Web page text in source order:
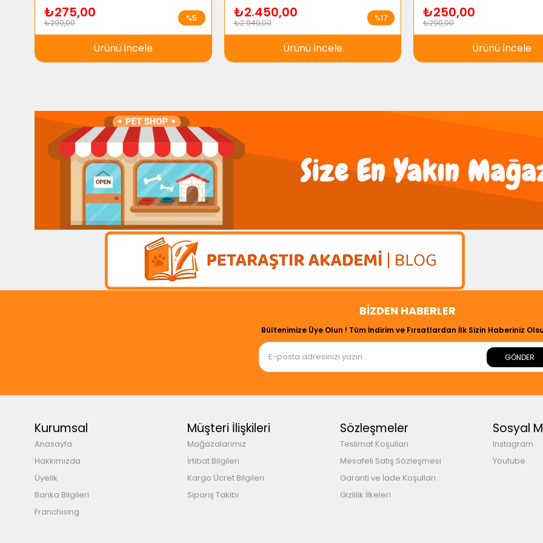
₺275,00
₺290,00
Ürünü İncele
%5 ₺2.450,00
₺2.940,00
Ürünü İncele
%17 ₺250,00
₺290,00
Ürünü İncele
BIZDEN HABERLER
Bültenimize Üye Olun ! Tüm İndirim ve Fırsatlardan İlk Sizin Haberiniz
GÖNDER
Kurumsal
Anasayfa
Hakkımızda
Üyelik
Banka Bilgileri
Franchising
Müşteri İlişkileri
Mağazalarımız
İrtibat Bilgileri
Kargo Ücret Bilgileri
Sipariş Takibi
Sözleşmeler
Teslimat Koşulları
Mesafeli Satış Sözleşmesi
Garanti ve İade Koşulları
Gizlilik İlkeleri
Sosyal
Instagram
Youtube